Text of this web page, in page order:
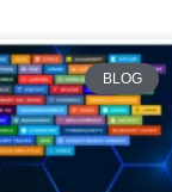
BLOG